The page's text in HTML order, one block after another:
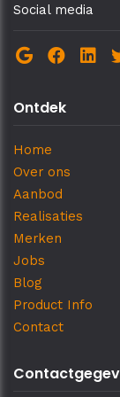
Social media
Ontdek
Home
Over ons
Aanbod
Realisaties
Merken
Jobs
Blog
Product Info
Contact